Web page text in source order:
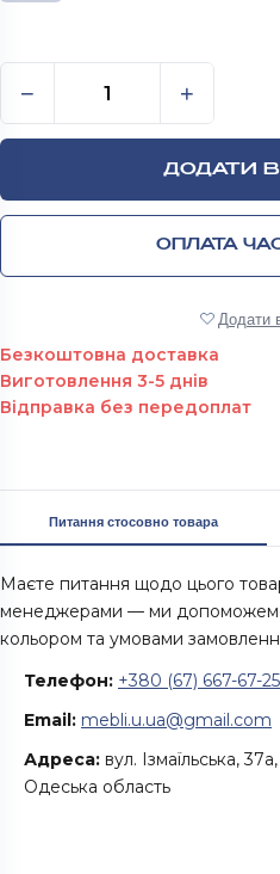
− +
ДОДАТИ
ОПЛАТА
Додати
Безкоштовна доставка
Виготовлення 3-5 днів
Відправка без передоплат
Питання стосовно товара
Маєте питання щодо цього
менеджерами — ми
кольором та умовами
Телефон: +380 (67) 667-67-25
Email: mebli.u.ua@gmail.com
Адреса: вул. Ізмаїльська,
Одеська область